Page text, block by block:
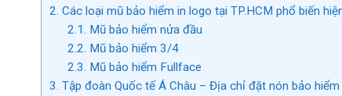
2. Các loại mũ bảo hiểm in logo tại TP.HCM phổ biến
2.1. Mũ bảo hiểm nửa đầu
2.2. Mũ bảo hiểm 3/4
2.3. Mũ bảo hiểm Fullface
3. Tập đoàn Quốc tế Á Châu – Địa chỉ đặt nón bảo